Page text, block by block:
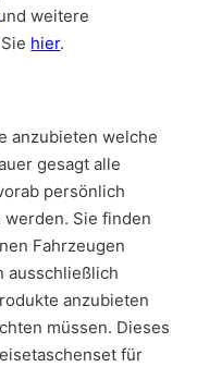
weitere
hier.
anzubieten welche
gesagt alle
persönlich
Sie finden
Fahrzeugen
ausschließlich
anzubieten
müssen. Dieses
für